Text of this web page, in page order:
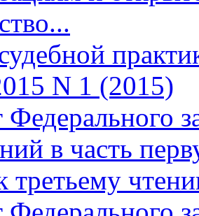
N 1 (2015)
Федерального
в часть
третьему